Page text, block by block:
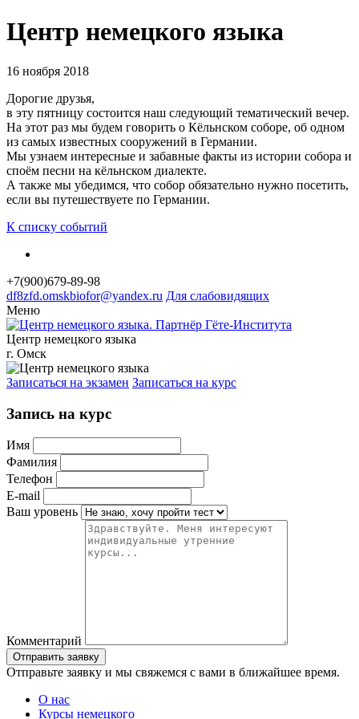
Центр немецкого языка
16 ноября 2018
Дорогие друзья,
в эту пятницу состоится наш следующий тематический вечер.
На этот раз мы будем говорить о Кёльнском соборе, об одном
из самых известных сооружений в Германии.
Мы узнаем интересные и забавные факты из истории собора и
споём песни на кёльнском диалекте.
А также мы убедимся, что собор обязательно нужно посетить,
если вы путешествуете по Германии.
К списку событий
+7(900)679-89-98
df8zfd.omskbiofor@yandex.ru Для слабовидящих
Меню
Центр немецкого языка
г. Омск
Записаться на экзамен Записаться на курс
Запись на курс
Имя
Фамилия
Телефон
E-mail
Ваш уровень
Комментарий
Отправьте заявку и мы свяжемся с вами в ближайшее время.
О нас
Курсы немецкого